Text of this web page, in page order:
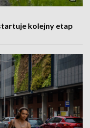
kolejny etap